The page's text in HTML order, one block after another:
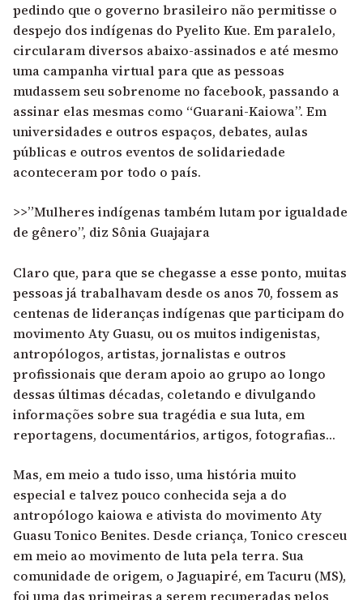
pedindo que o governo brasileiro não permitisse o
despejo dos indígenas do Pyelito Kue. Em paralelo,
circularam diversos abaixo-assinados e até mesmo
uma campanha virtual para que as pessoas
mudassem seu sobrenome no facebook, passando a
assinar elas mesmas como “Guarani-Kaiowa”. Em
universidades e outros espaços, debates, aulas
públicas e outros eventos de solidariedade
aconteceram por todo o país.
>>”Mulheres indígenas também lutam por igualdade
de gênero”, diz Sônia Guajajara
Claro que, para que se chegasse a esse ponto, muitas
pessoas já trabalhavam desde os anos 70, fossem as
centenas de lideranças indígenas que participam do
movimento Aty Guasu, ou os muitos indigenistas,
antropólogos, artistas, jornalistas e outros
profissionais que deram apoio ao grupo ao longo
dessas últimas décadas, coletando e divulgando
informações sobre sua tragédia e sua luta, em
reportagens, documentários, artigos, fotografias…
Mas, em meio a tudo isso, uma história muito
especial e talvez pouco conhecida seja a do
antropólogo kaiowa e ativista do movimento Aty
Guasu Tonico Benites. Desde criança, Tonico cresceu
em meio ao movimento de luta pela terra. Sua
comunidade de origem, o Jaguapiré, em Tacuru (MS),
foi uma das primeiras a serem recuperadas pelos